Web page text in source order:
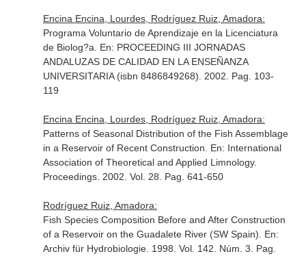
Encina Encina, Lourdes, Rodríguez Ruiz, Amadora:
Programa Voluntario de Aprendizaje en la Licenciatura
de Biolog?a. En: PROCEEDING III JORNADAS
ANDALUZAS DE CALIDAD EN LA ENSEÑANZA
UNIVERSITARIA (isbn 8486849268) . 2002. Pag. 103-
119
Encina Encina, Lourdes, Rodríguez Ruiz, Amadora:
Patterns of Seasonal Distribution of the Fish Assemblage
in a Reservoir of Recent Construction. En: International
Association of Theoretical and Applied Limnology.
Proceedings. 2002. Vol. 28. Pag. 641-650
Rodríguez Ruiz, Amadora:
Fish Species Composition Before and After Construction
of a Reservoir on the Guadalete River (SW Spain). En:
Archiv für Hydrobiologie. 1998. Vol. 142. Núm. 3. Pag.